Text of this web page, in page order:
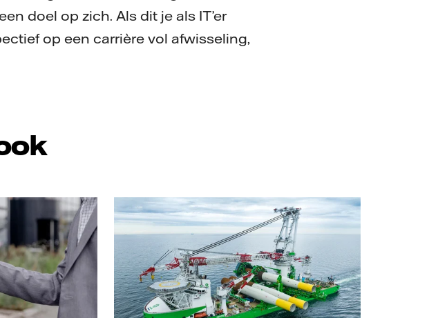
doel op zich. Als dit je als IT’er
op een carrière vol afwisseling,